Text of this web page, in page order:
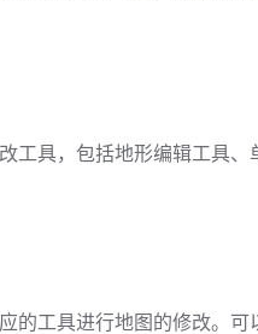
工具，包括地形编辑工具
的工具进行地图的修改。